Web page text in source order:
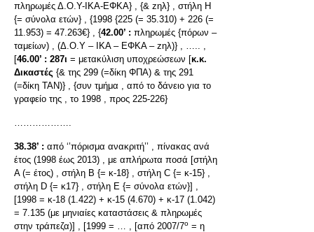
πληρωμές Δ.Ο.Υ-ΙΚΑ-ΕΦΚΑ} , {& zηλ} , στήλη Η
{= σύνολα ετών} , {1998 {225 (= 35.310) + 226 (=
11.953) = 47.263€} , {42.00’ : πληρωμές {πόρων –
ταμείων) , (Δ.Ο.Υ – ΙΚΑ – ΕΦΚΑ – zηλ)} , ….. ,
[46.00’ : 287ι = μετακύλιση υποχρεώσεων [κ.κ.
Δικαστές {& της 299 (=δίκη ΦΠΑ) & της 291
(=δίκη ΤΑΝ)} , {συν τμήμα , από το δάνειο για το
γραφείο της , το 1998 , προς 225-226}
……………….
38.38’ : από ‘’πόρισμα ανακριτή’’ , πίνακας ανά
έτος (1998 έως 2013) , με απλήρωτα ποσά [στήλη
Α (= έτος) , στήλη Β {= κ-18} , στήλη C {= κ-15} ,
στήλη D {= κ17} , στήλη Ε {= σύνολα ετών}] ,
[1998 = κ-18 (1.422) + κ-15 (4.670) + κ-17 (1.042)
= 7.135 (με μηνιαίες καταστάσεις & πληρωμές
στην τράπεζα)] , [1999 = … , [από 2007/7ο = η